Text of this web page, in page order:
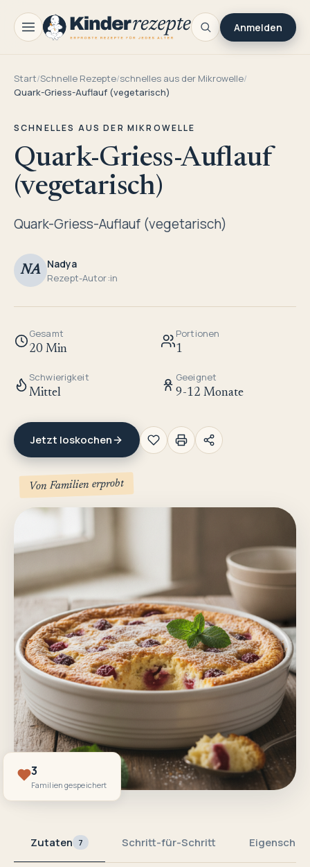
Anmelden
Start/Schnelle Rezepte/schnelles aus der Mikrowelle/
Quark-Griess-Auflauf (vegetarisch)
SCHNELLES AUS DER MIKROWELLE
Quark-Griess-Auflauf
(vegetarisch)
Quark-Griess-Auflauf (vegetarisch)
NA Nadya
Rezept-Autor:in
Gesamt
20 Min
Portionen
1
Schwierigkeit
Mittel
Geeignet
9-12 Monate
Jetzt loskochen
Von Familien erprobt
3
Familien gespeichert
Zutaten 7 Schritt-für-Schritt